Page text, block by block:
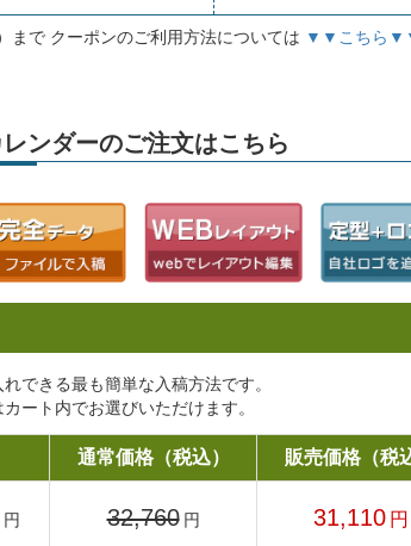
まで クーポンのご利用方法については ▼▼こちら
レンダーのご注文はこちら
できる最も簡単な入稿方法です。
ート内でお選びいただけます。
通常価格（税込） 販売価格（税
円 32,760 円 31,110 円